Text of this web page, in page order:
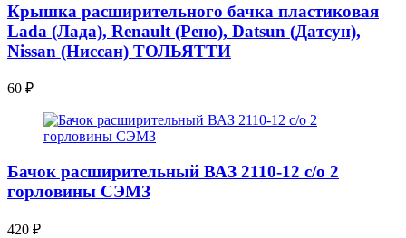
Крышка расширительного бачка пластиковая
Lada (Лада), Renault (Рено), Datsun (Датсун),
Nissan (Ниссан) ТОЛЬЯТТИ
60 ₽
Бачок расширительный ВАЗ 2110-12 с/о 2
горловины СЭМЗ
420 ₽